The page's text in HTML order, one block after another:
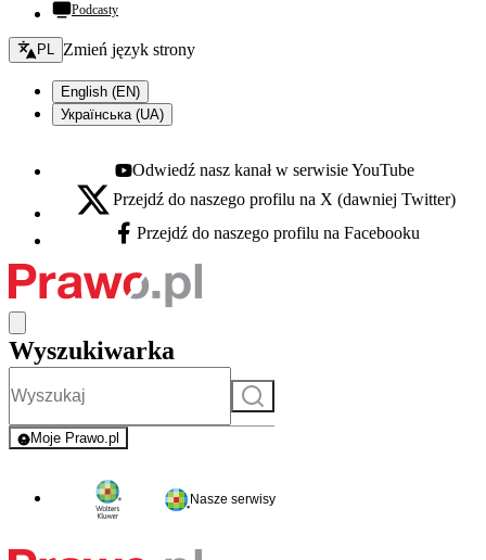
Podcasty
Zmień język - bieżący:
PL Zmień język strony
English (EN)
Українська (UA)
Youtube - otwiera się w nowej karcie
Odwiedź nasz kanał w serwisie YouTube
X - otwiera się w nowej karcie
Przejdź do naszego profilu na X (dawniej Twitter)
Facebook - otwiera się w nowej karcie
Przejdź do naszego profilu na Facebooku
Wyszukiwarka
Szukaj
Moje Prawo.pl
- rejestracja i logowanie do serwisu
Nasze serwisy